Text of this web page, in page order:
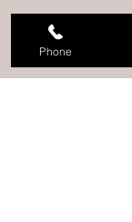
Phone